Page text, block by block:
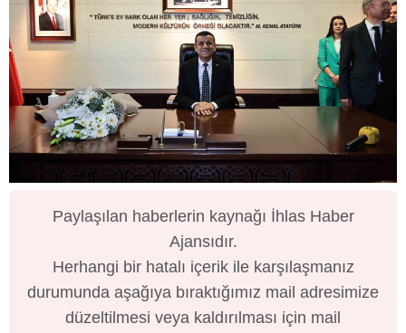
Paylaşılan haberlerin kaynağı İhlas Haber
Ajansıdır.
Herhangi bir hatalı içerik ile karşılaşmanız
durumunda aşağıya bıraktığımız mail adresimize
düzeltilmesi veya kaldırılması için mail